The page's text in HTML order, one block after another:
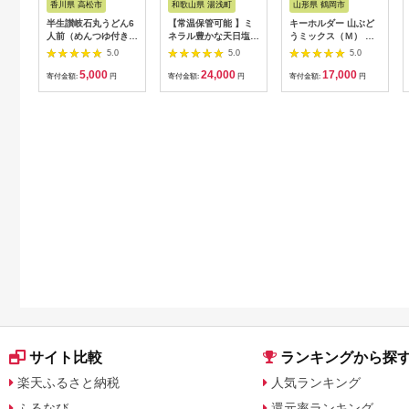
香川県 高松市
半生讃岐石丸うどん6
人前（めんつゆ付き）
麺300g×2袋
5.0
寄付金額: 5,000 円
和歌山県 湯浅町
【常温保管可能 】ミ
ネラル豊かな天日塩だ
けで漬けた無添加梅干
し2kg 梅ボーイズ｜
南高梅
5.0
寄付金額: 24,000 円
山形県 鶴岡市
キーホルダー 山ぶど
うミックス（Ｍ） 山
形県鶴岡市 アトリエ
かおる | 山葡萄 雑貨
キーホルダー ギフト
5.0
寄付金額: 17,000 円
サイト比較
楽天ふるさと納税
ランキングから探
人気ランキング